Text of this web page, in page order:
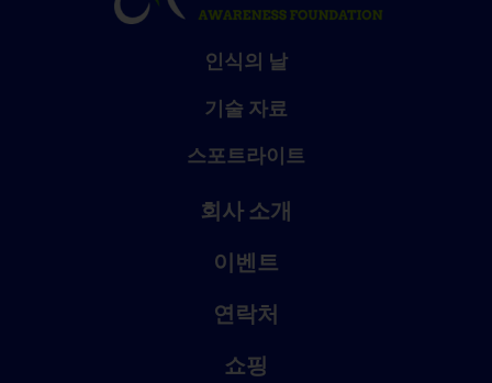
인식의 날
기술 자료
스포트라이트
회사 소개
이벤트
연락처
쇼핑